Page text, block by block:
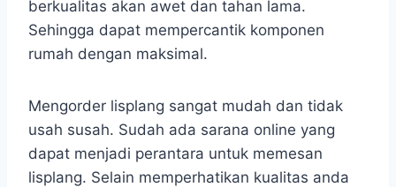
berkualitas akan awet dan tahan lama.
Sehingga dapat mempercantik komponen
rumah dengan maksimal.
Mengorder lisplang sangat mudah dan tidak
usah susah. Sudah ada sarana online yang
dapat menjadi perantara untuk memesan
lisplang. Selain memperhatikan kualitas anda